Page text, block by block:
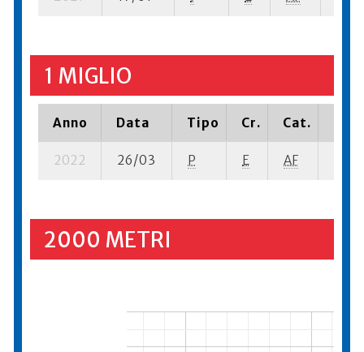
1 MIGLIO
Anno Data Tipo Cr. Cat.
2022 26/03 P E AF
2000 METRI